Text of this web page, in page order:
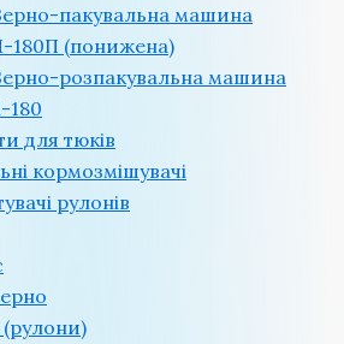
пакувальна машина
180П (понижена)
розпакувальна машина
для тюків
кормозмішувачі
рулонів
(рулони)